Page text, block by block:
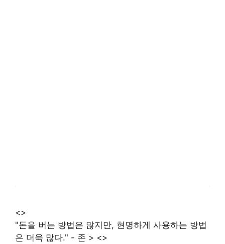
<>
"돈을 버는 방법은 많지만, 현명하게 사용하는 방법
은 더욱 많다." - 존 > <>